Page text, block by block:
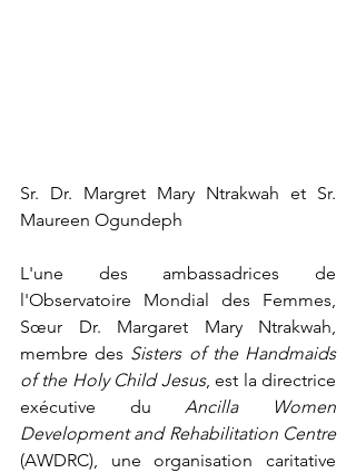
Sr. Dr. Margret Mary Ntrakwah et Sr.
Maureen Ogundeph
L'une des ambassadrices de
l'Observatoire Mondial des Femmes,
Sœur Dr. Margaret Mary Ntrakwah,
membre des Sisters of the Handmaids
of the Holy Child Jesus, est la directrice
exécutive du Ancilla Women
Development and Rehabilitation Centre
(AWDRC), une organisation caritative